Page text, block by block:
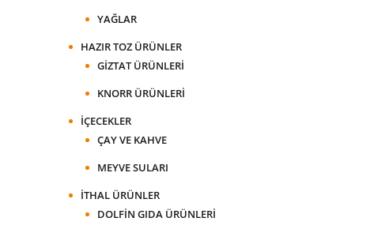
YAĞLAR
HAZIR TOZ ÜRÜNLER
GIZTAT ÜRÜNLERI
KNORR ÜRÜNLERI
İÇECEKLER
ÇAY VE KAHVE
MEYVE SULARI
İTHAL ÜRÜNLER
DOLFIN GIDA ÜRÜNLERI